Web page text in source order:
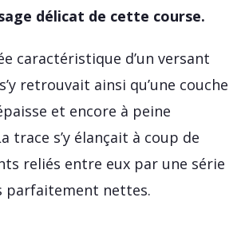
délicat de cette course.
caractéristique d’un versant
retrouvait ainsi qu’une couche
et encore à peine
trace s’y élançait à coup de
reliés entre eux par une série
parfaitement nettes.